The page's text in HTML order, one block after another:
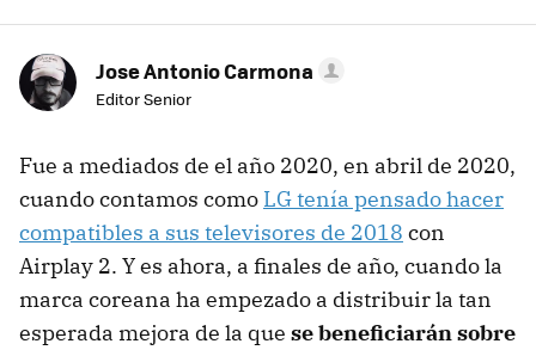
Jose Antonio Carmona
Editor Senior
Fue a mediados de el año 2020, en abril de 2020,
cuando contamos como LG tenía pensado hacer
compatibles a sus televisores de 2018 con
Airplay 2. Y es ahora, a finales de año, cuando la
marca coreana ha empezado a distribuir la tan
esperada mejora de la que se beneficiarán sobre